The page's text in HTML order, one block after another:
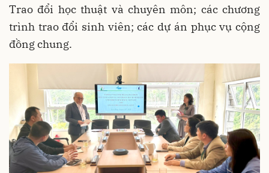
Trao đổi học thuật và chuyên môn; các chương
trình trao đổi sinh viên; các dự án phục vụ cộng
đồng chung.